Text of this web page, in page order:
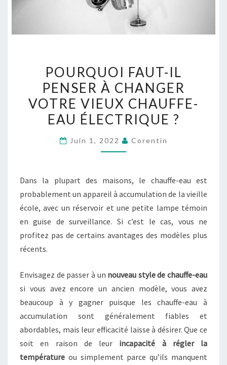
FAUT-
IL
PENSER
À
CHANGER
VOTRE
EAU
ÉLECTRIQUE
?
POURQUOI FAUT-IL
PENSER À CHANGER
VOTRE VIEUX CHAUFFE-
EAU ÉLECTRIQUE ?
Juin 1, 2022 Corentin
Dans la plupart des maisons, le chauffe-eau est
probablement un appareil à accumulation de la vieille
école, avec un réservoir et une petite lampe témoin
en guise de surveillance. Si c’est le cas, vous ne
profitez pas de certains avantages des modèles plus
récents.
Envisagez de passer à un nouveau style de chauffe-eau
si vous avez encore un ancien modèle, vous avez
beaucoup à y gagner puisque les chauffe-eau à
accumulation sont généralement fiables et
abordables, mais leur efficacité laisse à désirer. Que ce
soit en raison de leur incapacité à régler la
température ou simplement parce qu’ils manquent